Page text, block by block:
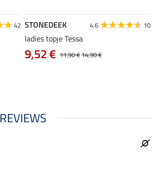
42 STONEDEEK 4.6 10
ladies topje Tessa
11,90 €14,90 €
9,52 €
REVIEWS